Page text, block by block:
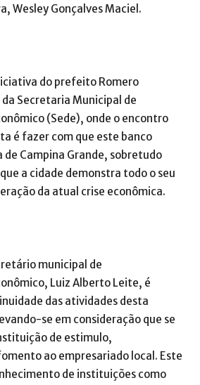
Wesley Gonçalves Maciel.
do prefeito Romero
Secretaria Municipal de
(Sede), onde o encontro
é fazer com que este banco
de Campina Grande, sobretudo
a cidade demonstra todo o seu
da atual crise econômica.
municipal de
Luiz Alberto Leite, é
das atividades desta
se em consideração que se
de estimulo,
ao empresariado local. Este
de instituições como